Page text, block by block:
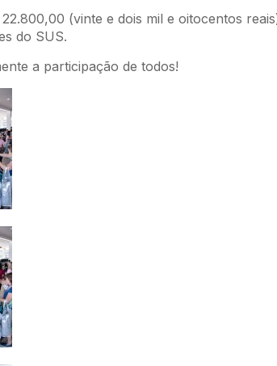
(vinte e dois mil e oitocentos
do SUS.
a participação de todos!